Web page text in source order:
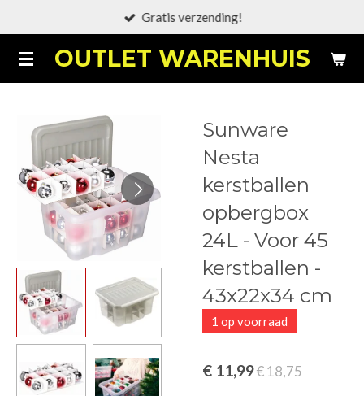
naar
de
OUTLET WARENHUIS
Gratis verzending!
Sunware
Nesta
kerstballen
opbergbox
24L - Voor 45
kerstballen -
43x22x34 cm
1 op voorraad
€ 11,99€ 18,75